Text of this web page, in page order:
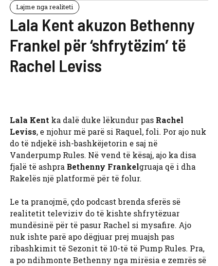
Lajme nga realiteti
Lala Kent akuzon Bethenny
Frankel për ‘shfrytëzim’ të
Rachel Leviss
Lala Kent ka dalë duke lëkundur pas Rachel
Leviss, e njohur më parë si Raquel, foli. Por ajo nuk
do të ndjekë ish-bashkëjetorin e saj në
Vanderpump Rules. Në vend të kësaj, ajo ka disa
fjalë të ashpra Bethenny Frankelgruaja që i dha
Rakelës një platformë për të folur.
Le ta pranojmë, çdo podcast brenda sferës së
realitetit televiziv do të kishte shfrytëzuar
mundësinë për të pasur Rachel si mysafire. Ajo
nuk ishte parë apo dëgjuar prej muajsh pas
ribashkimit të Sezonit të 10-të të Pump Rules. Pra,
a po ndihmonte Bethenny nga mirësia e zemrës së